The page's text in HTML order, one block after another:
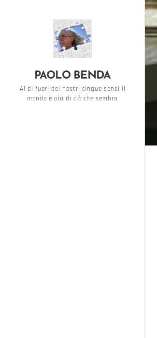
PAOLO BENDA
Al di fuori dei nostri cinque sensi il
mondo è più di ciò che sembra